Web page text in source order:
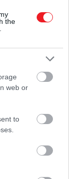
the
web or
to
amely
csupán egy
alkalom arra,
olyan
a város
a projekt
érintett